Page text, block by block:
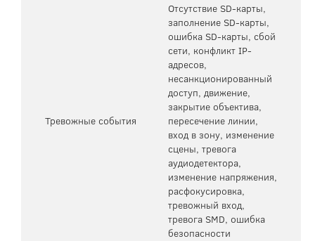
Тревожные события
Отсутствие SD-карты,
заполнение SD-карты,
ошибка SD-карты, сбой
сети, конфликт IP-
адресов,
несанкционированный
доступ, движение,
закрытие объектива,
пересечение линии,
вход в зону, изменение
сцены, тревога
аудиодетектора,
изменение напряжения,
расфокусировка,
тревожный вход,
тревога SMD, ошибка
безопасности